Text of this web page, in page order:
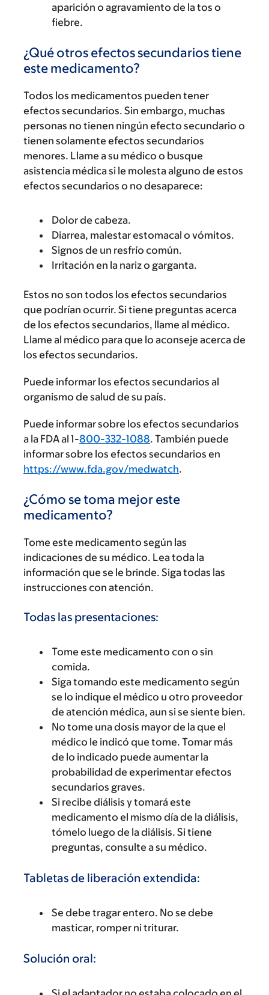
aparición o agravamiento de la tos o
fiebre.
¿Qué otros efectos secundarios tiene
este medicamento?
Todos los medicamentos pueden tener
efectos secundarios. Sin embargo, muchas
personas no tienen ningún efecto secundario o
tienen solamente efectos secundarios
menores. Llame a su médico o busque
asistencia médica si le molesta alguno de estos
efectos secundarios o no desaparece:
Dolor de cabeza.
Diarrea, malestar estomacal o vómitos.
Signos de un resfrío común.
Irritación en la nariz o garganta.
Estos no son todos los efectos secundarios
que podrían ocurrir. Si tiene preguntas acerca
de los efectos secundarios, llame al médico.
Llame al médico para que lo aconseje acerca de
los efectos secundarios.
Puede informar los efectos secundarios al
organismo de salud de su país.
Puede informar sobre los efectos secundarios
a la FDA al 1-800-332-1088. También puede
informar sobre los efectos secundarios en
https://www.fda.gov/medwatch.
¿Cómo se toma mejor este
medicamento?
Tome este medicamento según las
indicaciones de su médico. Lea toda la
información que se le brinde. Siga todas las
instrucciones con atención.
Todas las presentaciones:
Tome este medicamento con o sin
comida.
Siga tomando este medicamento según
se lo indique el médico u otro proveedor
de atención médica, aun si se siente bien.
No tome una dosis mayor de la que el
médico le indicó que tome. Tomar más
de lo indicado puede aumentar la
probabilidad de experimentar efectos
secundarios graves.
Si recibe diálisis y tomará este
medicamento el mismo día de la diálisis,
tómelo luego de la diálisis. Si tiene
preguntas, consulte a su médico.
Tabletas de liberación extendida:
Se debe tragar entero. No se debe
masticar, romper ni triturar.
Solución oral: